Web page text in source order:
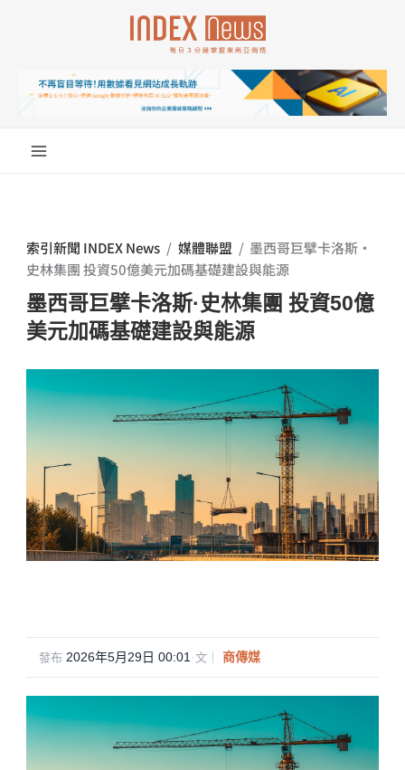
索引新聞 INDEX News / 媒體聯盟 / 墨西哥巨擘卡洛斯·
史林集團 投資50億美元加碼基礎建設與能源
墨西哥巨擘卡洛斯·史林集團 投資50億
美元加碼基礎建設與能源
發布 2026年5月29日 00:01·文｜ 商傳媒